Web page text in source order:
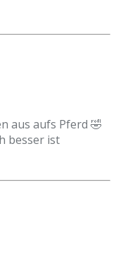
aus aufs Pferd 🤣
besser ist